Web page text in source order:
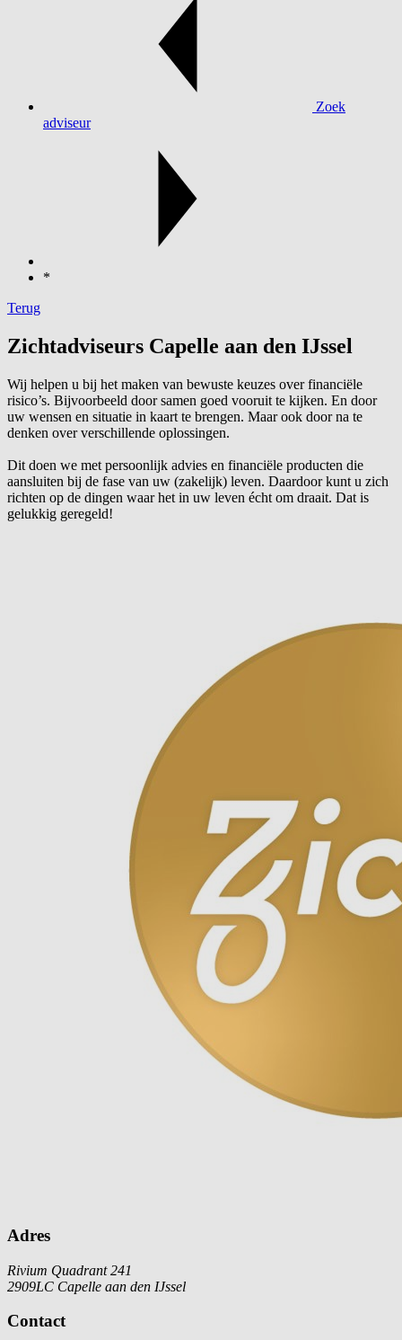
Zoek
adviseur
*
Terug
Zichtadviseurs Capelle aan den IJssel
Wij helpen u bij het maken van bewuste keuzes over financiële
risico’s. Bijvoorbeeld door samen goed vooruit te kijken. En door
uw wensen en situatie in kaart te brengen. Maar ook door na te
denken over verschillende oplossingen.
Dit doen we met persoonlijk advies en financiële producten die
aansluiten bij de fase van uw (zakelijk) leven. Daardoor kunt u zich
richten op de dingen waar het in uw leven écht om draait. Dat is
gelukkig geregeld!
Adres
Rivium Quadrant 241
2909LC Capelle aan den IJssel
Contact